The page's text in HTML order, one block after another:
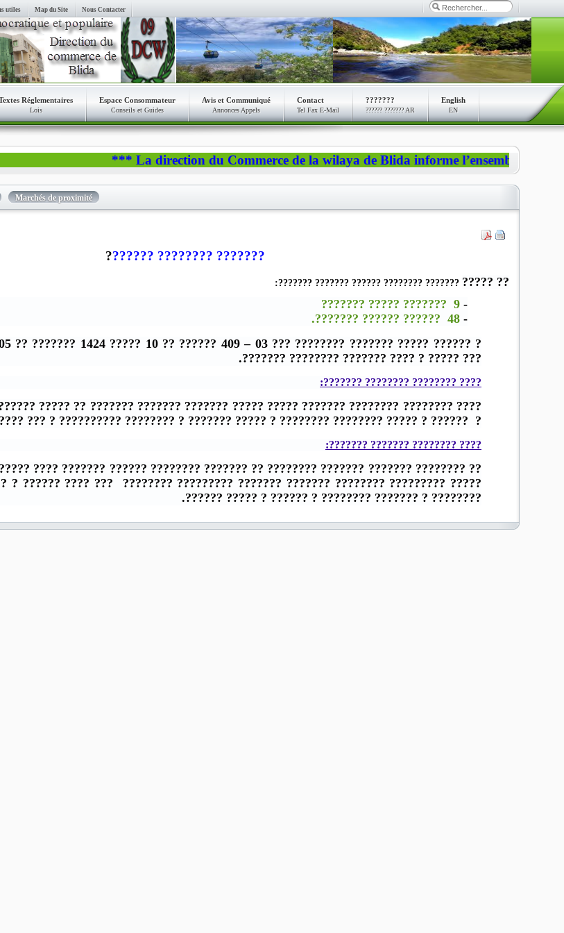
utiles Map du Site Nous Contacter
Réglementaires
Lois
Espace Consommateur
Conseils et Guides
Avis et Communiqué
Annonces Appels
Contact
Tel Fax E-Mail
???????
?????? ??????? AR
English
EN
*** La direction du Commerce de la wilaya de Blida informe l’ensemble des
Marchés de proximité
??????? ???????? ???????
?? ?????
??????? ???????? ?????? ??????? ???????:
-
9 ??????? ????? ???????
-
?
??????
????? ??????? ???????? ??? 03 – 409 ?????? ?? 10 ????? 1424 ???????
??
??? ????? ? ???? ??????? ???????? ???????.
???? ???????? ???????? ???????:
??????? ????? ????? ??????? ??????? ??????? ?? ????? ??????? ???????? ? ????????
?
??????
? ????? ???????? ???????? ? ?????
???????
???????? ?????????? ? ??? ????.
???? ???????? ??????? ???????:
???????? ?? ??????? ???????? ?????? ??????? ???? ????? ????? ? ????? ? ?????
??????? ??????? ????????? ???????? ??? ???? ?????? ? ????? ?? ????????? ???
???????? ? ??????? ???????? ?
??????
? ????? ??????.